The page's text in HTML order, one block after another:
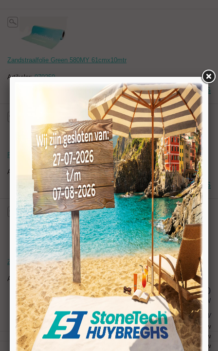
Zandstraalfolie Green 580MY 61cmx10mtr
Artikelnr:070250
Login voor prijs
PUMA zandstr.folie 425S 635 mm.9,2 M1
Artikelnr:070250W
Login voor prijs
Zandstraalfolie Anchor 226 25"
Artikelnr:070311
198,00
excl BTW
€ 239,58 incl BTW
Staffel vanaf
3 -5,0% € 188,10excl. BTW
Staffel vanaf 5 -10,0% € 178,20excl. BTW
Staffel vanaf -15,0% € 168,30excl. BTW